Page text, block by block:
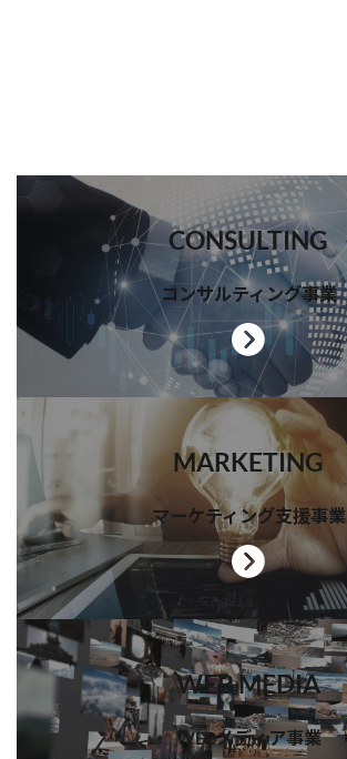
CONSULTING
コンサルティング事業
MARKETING
マーケティング支援事業
WEB MEDIA
WEBメディア事業